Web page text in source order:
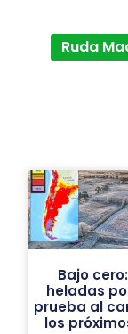
Ruda
Bajo
heladas
prueba al
los